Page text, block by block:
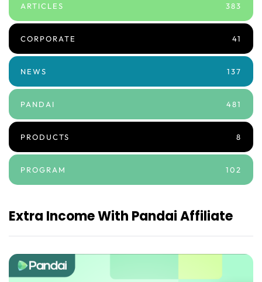
ARTICLES 383
CORPORATE 41
NEWS 137
PANDAI 481
PRODUCTS 8
PROGRAM 102
Extra Income With Pandai Affiliate